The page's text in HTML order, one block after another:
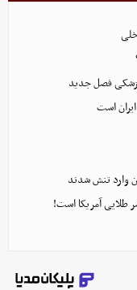
فصل جدید
است
طلایی آمریکا است!